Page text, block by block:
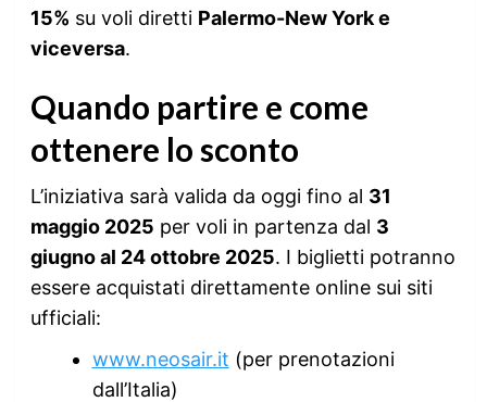
15% su voli diretti Palermo-New York e
viceversa.
Quando partire e come
ottenere lo sconto
L’iniziativa sarà valida da oggi fino al 31
maggio 2025 per voli in partenza dal 3
giugno al 24 ottobre 2025. I biglietti potranno
essere acquistati direttamente online sui siti
ufficiali:
www.neosair.it (per prenotazioni
dall’Italia)